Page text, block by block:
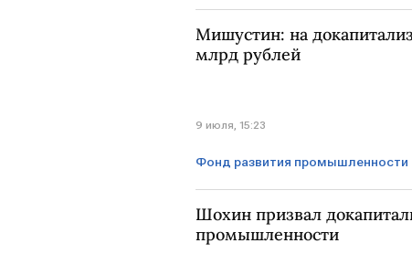
Михаил Мишустин
Мишустин: на
млрд рублей
9 июля, 15:23
Фонд развития промышленности
Шохин призвал
промышленности